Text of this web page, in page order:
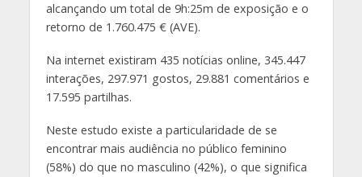
alcançando um total de 9h:25m de exposição e o
retorno de 1.760.475 € (AVE).
Na internet existiram 435 notícias online, 345.447
interações, 297.971 gostos, 29.881 comentários e
17.595 partilhas.
Neste estudo existe a particularidade de se
encontrar mais audiência no público feminino
(58%) do que no masculino (42%), o que significa